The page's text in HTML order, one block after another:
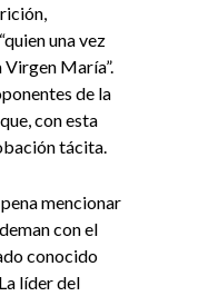
una vez
Virgen María”.
de la
con esta
tácita.
mencionar
con el
conocido
líder del